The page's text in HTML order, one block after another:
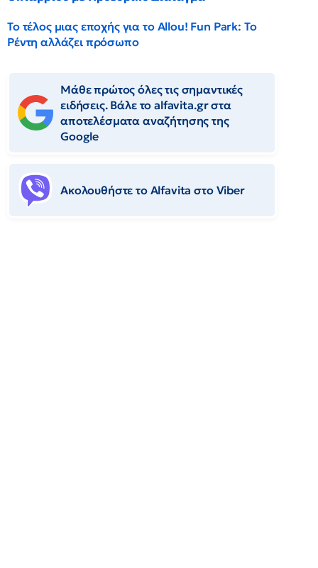
Το τέλος μιας εποχής για το Allou! Fun Park: Το
Ρέντη αλλάζει πρόσωπο
Μάθε πρώτος όλες τις σημαντικές
ειδήσεις. Βάλε το alfavita.gr στα
αποτελέσματα αναζήτησης της
Google
Ακολουθήστε το Αlfavita στο Viber